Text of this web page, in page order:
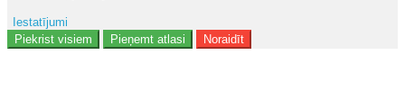
Iestatījumi
Reklāma
Piekrist visiem Pieņemt atlasi Noraidīt